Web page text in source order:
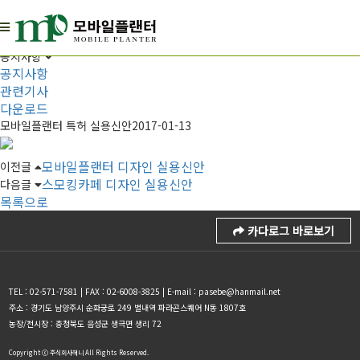
공지사항
공지사항
공지사항
관련기사
다운로드
모바일플랜터 특허 실용신안2017-01-13
이전글 모바일플랜터 디자인 실용신안
다음글
스모킹카페 디자인 실용신안
목록으로
카다로그 바로보기
TEL : 02-571-7581 | FAX : 02-6008-3825 | E-mail : pasebe@hanmail.net
주소 : 경기도 남양주시 순화궁로 249 별내역 파라곤스퀘어 N동 1807호
농장/전시장 : 충청북도 음성군 생극면 생리 72
Copyright ⓒ 주식회사헤니 All Rights Reserved.